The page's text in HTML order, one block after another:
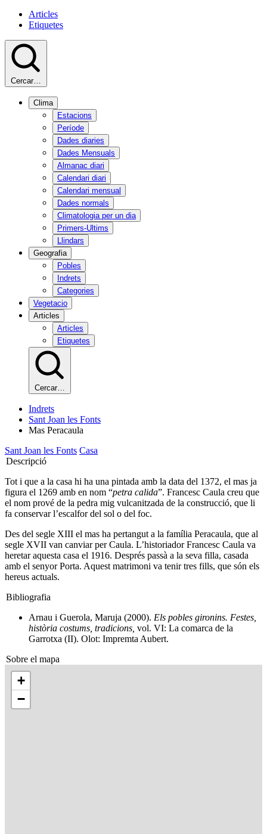
Articles
Etiquetes
Cercar…
Clima
Estacions
Període
Dades diaries
Dades Mensuals
Almanac diari
Calendari diari
Calendari mensual
Dades normals
Climatologia per un dia
Primers-Ultims
Llindars
Geografia
Pobles
Indrets
Categories
Vegetacio
Articles
Articles
Etiquetes
Cercar…
Indrets
Sant Joan les Fonts
Mas Peracaula
Sant Joan les Fonts Casa
Descripció
Tot i que a la casa hi ha una pintada amb la data del 1372, el mas ja
figura el 1269 amb en nom “petra calida”. Francesc Caula creu que
el nom prové de la pedra mig vulcanitzada de la construcció, que li
fa conservar l’escalfor del sol o del foc.
Des del segle XIII el mas ha pertangut a la família Peracaula, que al
segle XVII van canviar per Caula. L’historiador Francesc Caula va
heretar aquesta casa el 1916. Després passà a la seva filla, casada
amb el senyor Porta. Aquest matrimoni va tenir tres fills, que són els
hereus actuals.
Bibliografia
Arnau i Guerola, Maruja (2000). Els pobles gironins. Festes,
història costums, tradicions, vol. VI: La comarca de la
Garrotxa (II). Olot: Impremta Aubert.
Sobre el mapa
+
−